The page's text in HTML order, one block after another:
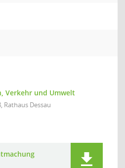
Verkehr und Umwelt
Rathaus Dessau